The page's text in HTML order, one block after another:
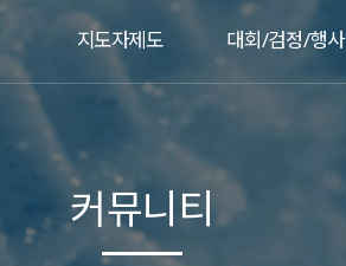
지도자제도 대회/검정/행사
커뮤니티